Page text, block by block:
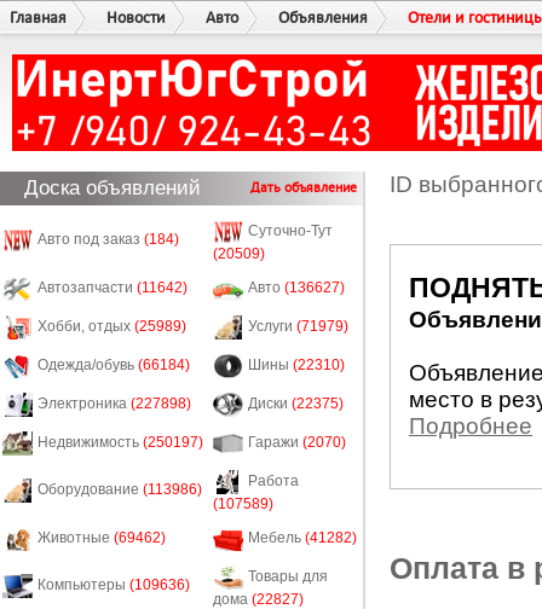
Главная
Новости Авто Объявления Отели и
Доска объявлений Дать объявление
Авто под заказ (184)
Суточно-Тут
(20509)
Автозапчасти (11642) Авто (136627)
Хобби, отдых (25989) Услуги (71979)
Одежда/обувь (66184) Шины (22310)
Электроника (227898) Диски (22375)
Недвижимость (250197) Гаражи (2070)
Оборудование (113986)
Работа
(107589)
Животные (69462) Мебель (41282)
Компьютеры (109636)
Товары для
дома (22827)
ID
место в
Подробнее
Оплата в